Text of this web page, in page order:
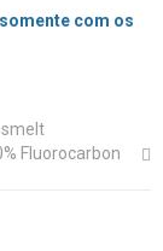
com os
smelt
Fluorocarbon